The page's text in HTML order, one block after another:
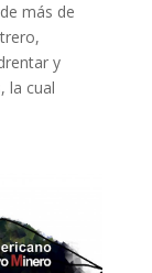
más de
y
la cual